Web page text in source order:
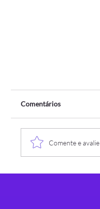
Comentários
Comente e avalie